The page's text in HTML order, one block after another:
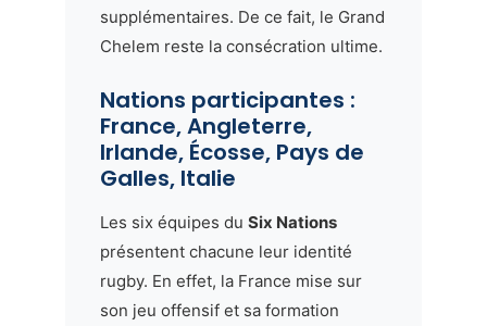
supplémentaires. De ce fait, le Grand
Chelem reste la consécration ultime.
Nations participantes :
France, Angleterre,
Irlande, Écosse, Pays de
Galles, Italie
Les six équipes du Six Nations
présentent chacune leur identité
rugby. En effet, la France mise sur
son jeu offensif et sa formation